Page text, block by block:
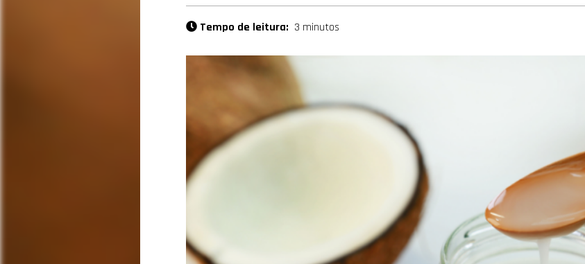
Tempo de leitura: 3 minutos